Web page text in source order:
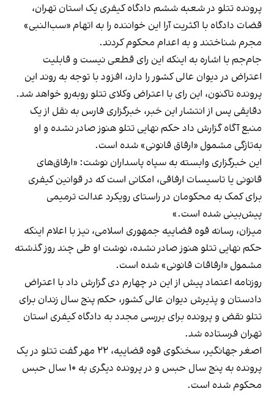
پرونده تتلو در شعبه ششم دادگاه کیفری یک استان تهران،
قضات دادگاه با اکثریت آرا این خواننده را به اتهام «سب‌النبی»
مجرم شناختند و به اعدام محکوم کردند.
جام‌جم با اشاره به اینکه این رای قطعی نیست و قابلیت
اعتراض در دیوان عالی کشور را دارد، افزود با توجه به روند این
پرونده تاکنون، این رای با اعتراض وکلای تتلو روبه‌رو خواهد شد.
دقایقی پس از انتشار این خبر، خبرگزاری فارس به نقل از یک
منبع آگاه گزارش داد حکم نهایی تتلو هنوز صادر نشده و او
به‌تازگی مشمول «ارفاق قانونی» شده است.
این خبرگزاری وابسته به سپاه پاسداران نوشت: «ارفاق‌های
قانونی یا تاسیسات ارفاقی، امکانی است که در قوانین کیفری
برای کمک به محکومان در راستای رویکرد عدالت ترمیمی
پیش‌بینی شده است.»
میزان، رسانه قوه قضاییه جمهوری اسلامی، نیز با اعلام اینکه
حکم نهایی تتلو هنوز صادر نشده، نوشت او طی چند روز گذشته
مشمول «ارفاقات قانونی» شده است.
روزنامه اعتماد پیش از این در چهارم دی گزارش داد با اعتراض
دادستان و پذیرش دیوان عالی کشور، حکم پنج سال زندان برای
تتلو نقض و پرونده برای بررسی مجدد به دادگاه کیفری استان
تهران فرستاده شد.
اصغر جهانگیر، سخنگوی قوه قضاییه، ۲۲ مهر گفت تتلو در یک
پرونده به پنج سال حبس و در پرونده دیگری به ۱۰ سال حبس
محکوم شده است.